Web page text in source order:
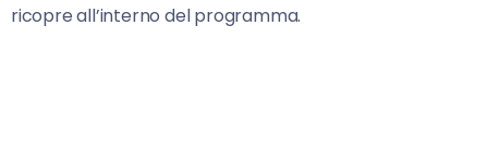
ricopre all’interno del programma.